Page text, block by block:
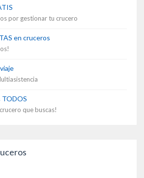
por gestionar tu crucero
en cruceros
TODOS
que buscas!